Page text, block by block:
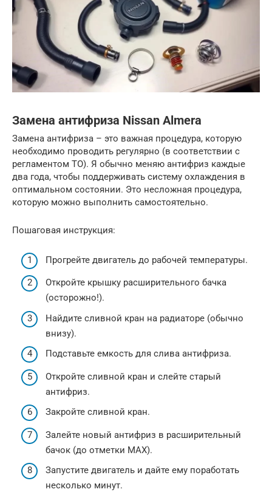
Замена антифриза Nissan Almera
Замена антифриза – это важная процедура, которую
необходимо проводить регулярно (в соответствии с
регламентом ТО). Я обычно меняю антифриз каждые
два года, чтобы поддерживать систему охлаждения в
оптимальном состоянии. Это несложная процедура,
которую можно выполнить самостоятельно.
Пошаговая инструкция:
Прогрейте двигатель до рабочей температуры.
Откройте крышку расширительного бачка
(осторожно!).
Найдите сливной кран на радиаторе (обычно
внизу).
Подставьте емкость для слива антифриза.
Откройте сливной кран и слейте старый
антифриз.
Закройте сливной кран.
Залейте новый антифриз в расширительный
бачок (до отметки MAX).
Запустите двигатель и дайте ему поработать
несколько минут.